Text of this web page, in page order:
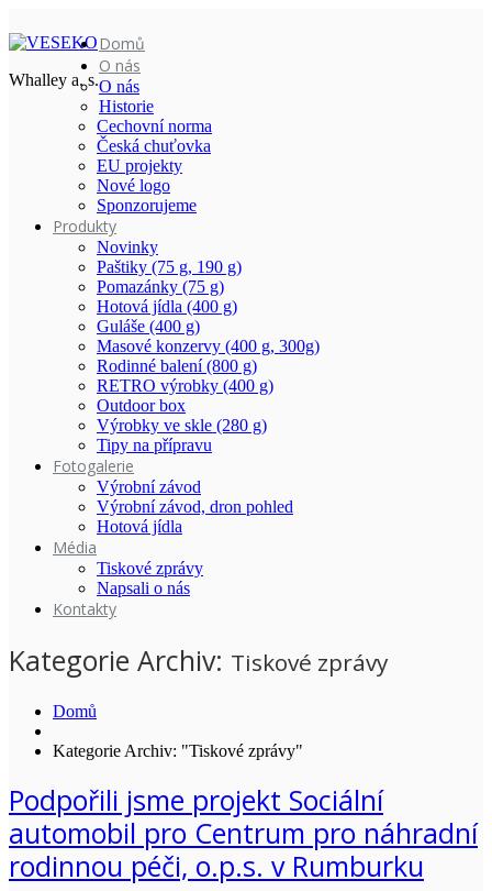
Whalley a. s.
Domů
O nás
O nás
Historie
Cechovní norma
Česká chuťovka
EU projekty
Nové logo
Sponzorujeme
Produkty
Novinky
Paštiky (75 g, 190 g)
Pomazánky (75 g)
Hotová jídla (400 g)
Guláše (400 g)
Masové konzervy (400 g, 300g)
Rodinné balení (800 g)
RETRO výrobky (400 g)
Outdoor box
Výrobky ve skle (280 g)
Tipy na přípravu
Fotogalerie
Výrobní závod
Výrobní závod, dron pohled
Hotová jídla
Média
Tiskové zprávy
Napsali o nás
Kontakty
Kategorie Archiv: Tiskové zprávy
Domů
Kategorie Archiv: "Tiskové zprávy"
Podpořili jsme projekt Sociální
automobil pro Centrum pro náhradní
rodinnou péči, o.p.s. v Rumburku